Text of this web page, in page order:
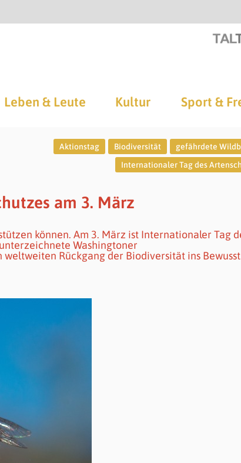
Leben & Leute Kultur Sport &
Aktionstag Biodiversität
gefährdete
Internationaler Tag des
am 3. März
können. Am 3. März ist Internationaler Tag
Washingtoner
Rückgang der Biodiversität ins